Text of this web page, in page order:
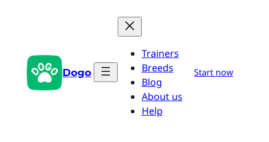
Dogo
Trainers
Breeds
Blog
About us
Help
Start now